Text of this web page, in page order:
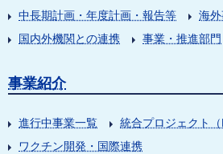
中長期計画・年度計画・報告等
海
国内外機関との連携
事業・推進部門
事業紹介
進行中事業一覧
統合プロジェクト（
ワクチン開発・国際連携